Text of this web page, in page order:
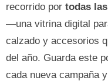
recorrido por todas
—una vitrina digital
calzado y accesorios
del año. Guarda este
cada nueva campaña